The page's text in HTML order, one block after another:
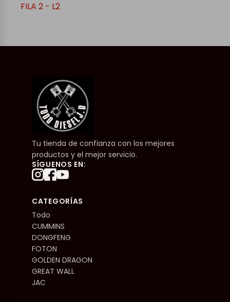
FILA 2 - L2
Tu tienda de confianza con los mejores
productos y el mejor servicio.
SÍGUENOS EN:
CATEGORÍAS
Todo
CUMMINS
DONGFENG
FOTON
GOLDEN DRAGON
GREAT WALL
JAC